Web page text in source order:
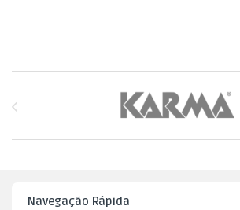
Brands Carousel
Navegação Rápida